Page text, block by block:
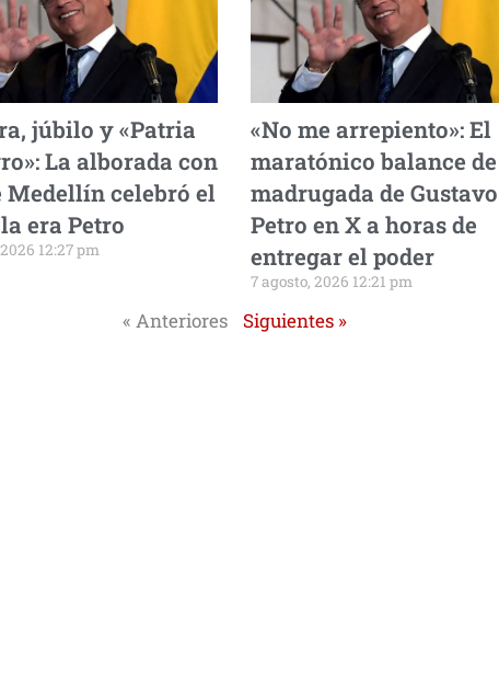
júbilo y «Patria
La alborada con
Medellín celebró el
era Petro
12:27 pm
«No me arrepiento»: El
maratónico balance de
madrugada de Gustavo
Petro en X a horas de
entregar el poder
7 agosto, 2026 12:21 pm
« Anteriores Siguientes »